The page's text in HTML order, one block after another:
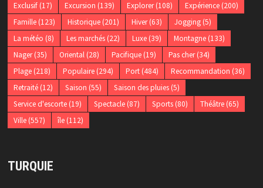
Exclusif(17) Excursion (139) Explorer(108) Expérience(200)
Famille(123) Historique(201) Hiver(63) Jogging(5)
La météo (8) Les marchés(22) Luxe(39) Montagne(133)
Nager(35) Oriental(28) Pacifique(19) Pas cher(34)
Plage(218) Populaire(294) Port(484) Recommandation (36)
Retraité(12) Saison (55) Saison des pluies(5)
Service d'escorte(19) Spectacle(87) Sports(80) Théâtre(65)
Ville(557) île(112)
TURQUIE